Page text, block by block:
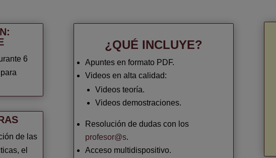
6
de las
el
¿QUÉ INCLUYE?
Apuntes en formato PDF.
Videos en alta calidad:
Videos teoría.
Videos demostraciones.
Resolución de dudas con los
profesor@s.
Acceso multidispositivo.